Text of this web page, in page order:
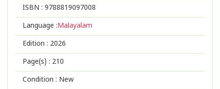
ISBN : 9788819097008
Language :Malayalam
Edition : 2026
Page(s) : 210
Condition : New